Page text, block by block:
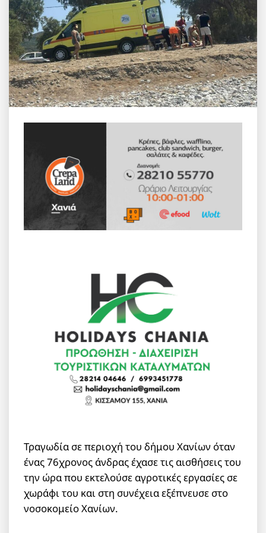
Τραγωδία σε περιοχή του δήμου Χανίων όταν
ένας 76χρονος άνδρας έχασε τις αισθήσεις του
την ώρα που εκτελούσε αγροτικές εργασίες σε
χωράφι του και στη συνέχεια εξέπνευσε στο
νοσοκομείο Χανίων.